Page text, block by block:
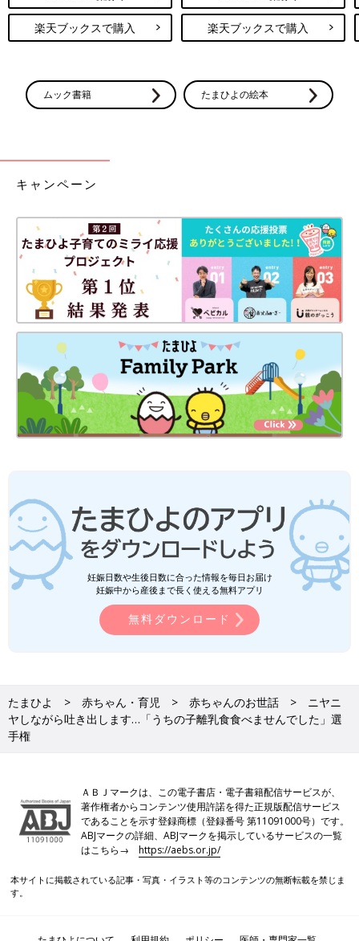
し、進み方も違うのを改めて実感しました。
「このくらいの赤ちゃんはこういうもの」という常識にしばられ
（文・古川はる香）
デューサーの本間朝子さんに、正しい対処方法
についてお聞きしました。
■文中のコメントはすべて、『ウィメンズパーク』（2022年1月
末まで）の投稿からの抜粋です。
※この記事は「たまひよONLINE」で過去に公開されたもので
す。
※記事の内容は記事執筆当時の情報であり、現在と異なる場合が
あります。
楽天ブックスで購入 楽天ブックスで購入
ムック書籍 たまひよの絵本
キャンペーン
妊娠日数や生後日数に合った情報を毎日お届け
妊娠中から産後まで長く使える無料アプリ
無料ダウンロード
たまひよ 赤ちゃん・育児 赤ちゃんのお世話
ニヤニ
ヤしながら吐き出します…「うちの子離乳食食べませんでした」選
手権
ＡＢＪマークは、この電子書店・電子書籍配信サービスが、
著作権者からコンテンツ使用許諾を得た正規版配信サービス
であることを示す登録商標（登録番号 第11091000号）です。
ABJマークの詳細、ABJマークを掲示しているサービスの一覧
はこちら→https://aebs.or.jp/
本サイトに掲載されている記事・写真・イラスト等のコンテンツの無断転載を禁じま
す。